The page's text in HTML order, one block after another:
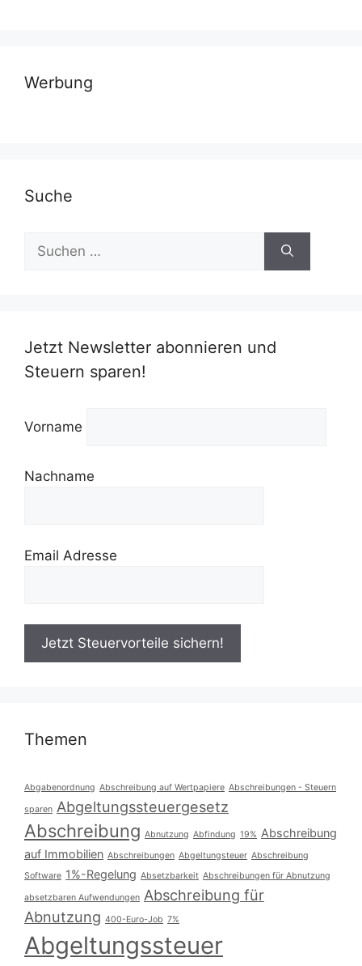
Werbung
Suche
nach:
Jetzt Newsletter abonnieren und
Steuern sparen!
Vorname
Nachname
Email Adresse
Themen
Abgabenordnung Abschreibung auf Wertpapiere Abschreibungen - Steuern
sparen Abgeltungssteuergesetz
Abschreibung Abnutzung Abfindung 19% Abschreibung
auf Immobilien Abschreibungen Abgeltungsteuer Abschreibung
Software 1%-Regelung Absetzbarkeit Abschreibungen für Abnutzung
absetzbaren Aufwendungen Abschreibung für
Abnutzung 400-Euro-Job 7%
Abgeltungssteuer